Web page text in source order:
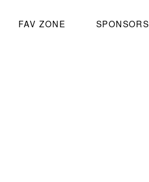
FAV ZONE SPONSORS